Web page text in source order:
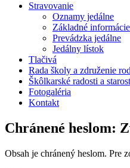
Stravovanie
Oznamy jedálne
Základné informácie
Prevádzka jedálne
Jedálny lístok
Tlačivá
Rada školy a združenie
Škôlkarské radosti a
Fotogaléria
Kontakt
Chránené heslom:
Obsah je chránený heslom. Pre